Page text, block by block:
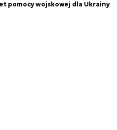
pomocy wojskowej dla Ukrainy